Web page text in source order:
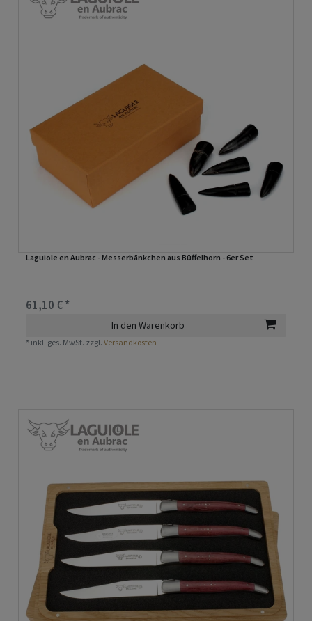
Laguiole en Aubrac - Messerbänkchen aus Büffelhorn - 6er Set
61,10 € *
In den Warenkorb
* inkl. ges. MwSt. zzgl.Versandkosten